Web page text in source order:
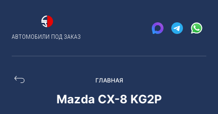
АВТОМОБИЛИ ПОД ЗАКАЗ
ГЛАВНАЯ
Mazda CX-8 KG2P